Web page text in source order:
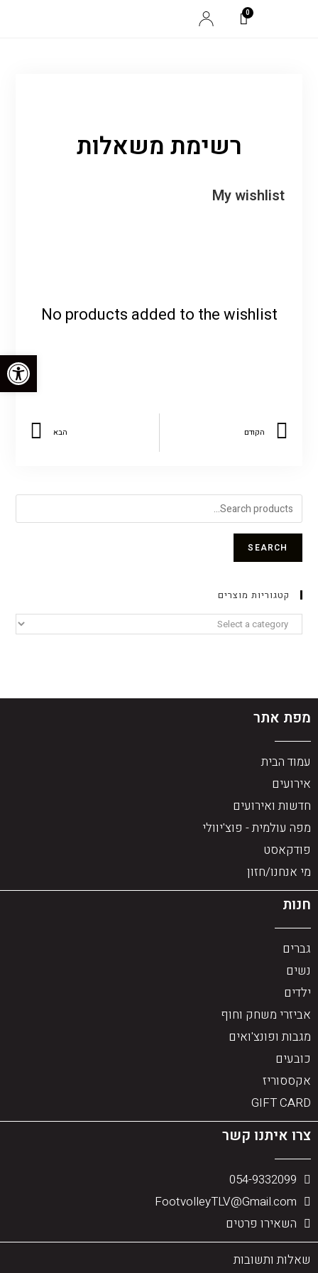
רשימת משאלות
My wishlist
No products added to the wishlist
הקודם הבא
SEARCH
קטגוריות מוצרים
מפת אתר
עמוד הבית
אירועים
חדשות ואירועים
מפה עולמית - פוצ'יוולי
פודקאסט
מי אנחנו/חזון
חנות
גברים
נשים
ילדים
אביזרי משחק וחוף
מגבות ופונצ'ואים
כובעים
אקססוריז
GIFT CARD
צרו איתנו קשר
054-9332099
FootvolleyTLV@Gmail.com
השאירו פרטים
שאלות ותשובות
פתח סרגל נגישות